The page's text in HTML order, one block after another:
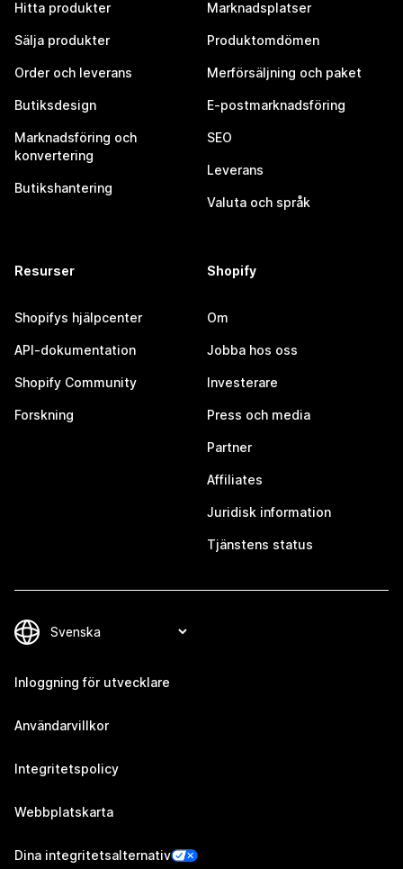
Hitta produkter
Sälja produkter
Order och leverans
Butiksdesign
Marknadsföring och
konvertering
Butikshantering
Marknadsplatser
Produktomdömen
Merförsäljning och paket
E-postmarknadsföring
SEO
Leverans
Valuta och språk
Resurser
Shopifys hjälpcenter
API-dokumentation
Shopify Community
Forskning
Shopify
Om
Jobba hos oss
Investerare
Press och media
Partner
Affiliates
Juridisk information
Tjänstens status
Inloggning för utvecklare
Användarvillkor
Integritetspolicy
Webbplatskarta
Dina integritetsalternativ